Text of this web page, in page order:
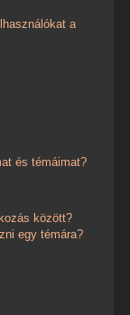
a
és témáimat?
között?
egy témára?